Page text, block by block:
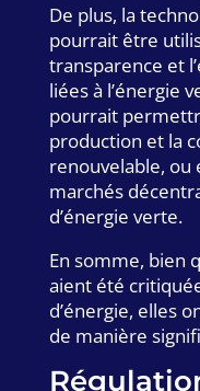
De plus, la
pourrait être
transparence et
liées à l’énergie
pourrait
production et la
renouvelable, ou
marchés
d’énergie verte.
En somme, bien
aient été
d’énergie, elles
de manière